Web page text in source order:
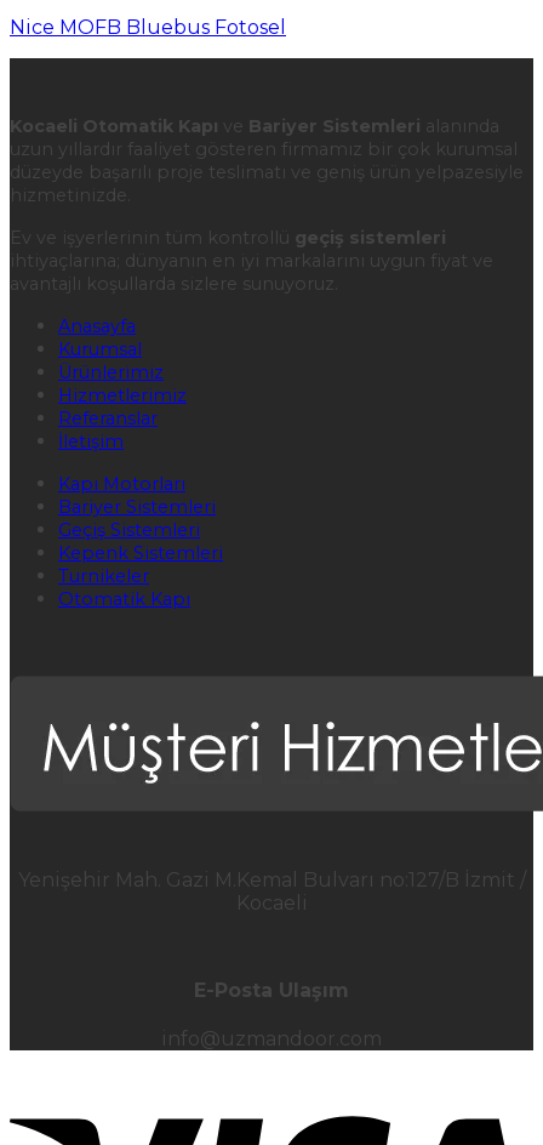
Nice MOFB Bluebus Fotosel
Kocaeli Otomatik Kapı ve Bariyer Sistemleri alanında
uzun yıllardır faaliyet gösteren firmamız bir çok kurumsal
düzeyde başarılı proje teslimatı ve geniş ürün yelpazesiyle
hizmetinizde.
Ev ve işyerlerinin tüm kontrollü geçiş sistemleri
ihtiyaçlarına; dünyanın en iyi markalarını uygun fiyat ve
avantajlı koşullarda sizlere sunuyoruz.
Anasayfa
Kurumsal
Ürünlerimiz
Hizmetlerimiz
Referanslar
İletişim
Kapı Motorları
Bariyer Sistemleri
Geçiş Sistemleri
Kepenk Sistemleri
Turnikeler
Otomatik Kapı
Yenişehir Mah. Gazi M.Kemal Bulvarı no:127/B İzmit /
Kocaeli
E-Posta Ulaşım
info@uzmandoor.com